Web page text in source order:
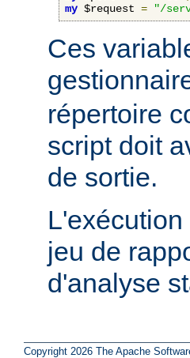
my $request = "/
Ces
répertoire
script doit
de sortie.
jeu de
d'analyse
Copyright 2026 The Apache